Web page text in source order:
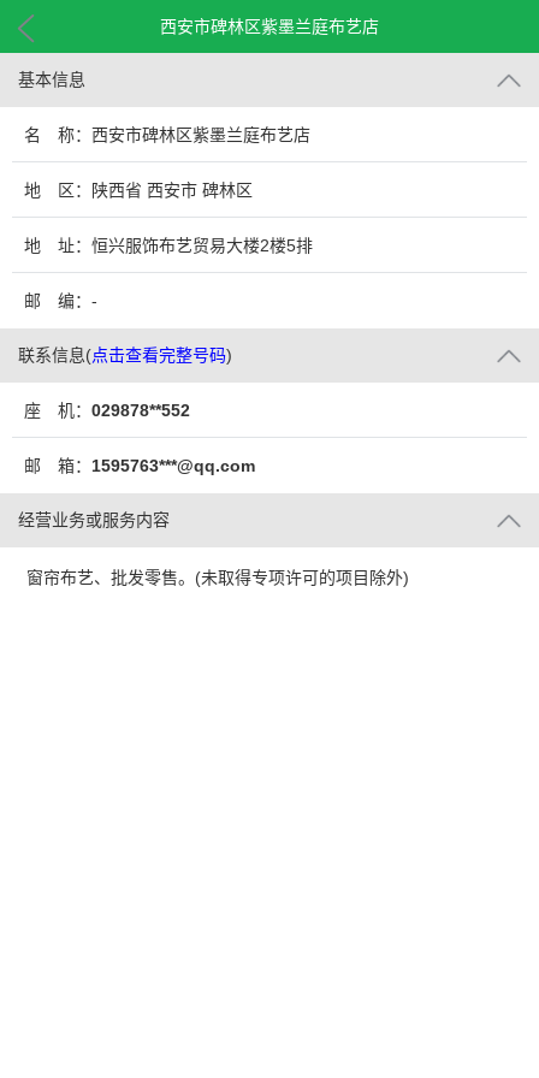
西安市碑林区紫墨兰庭布艺店
基本信息
名 称：西安市碑林区紫墨兰庭布艺店
地 区：陕西省 西安市 碑林区
地 址：恒兴服饰布艺贸易大楼2楼5排
邮 编：-
联系信息(点击查看完整号码)
座 机： 029878**552
邮 箱： 1595763***@qq.com
经营业务或服务内容
窗帘布艺、批发零售。(未取得专项许可的项目除外)